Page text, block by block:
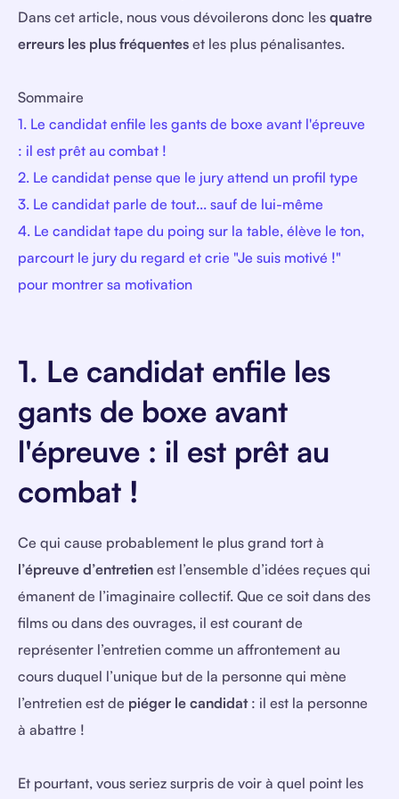
Dans cet article, nous vous dévoilerons donc les quatre
erreurs les plus fréquentes et les plus pénalisantes.
Sommaire
1. Le candidat enfile les gants de boxe avant l'épreuve
: il est prêt au combat !
2. Le candidat pense que le jury attend un profil type
3. Le candidat parle de tout... sauf de lui-même
4. Le candidat tape du poing sur la table, élève le ton,
parcourt le jury du regard et crie "Je suis motivé !"
pour montrer sa motivation
1. Le candidat enfile les
gants de boxe avant
l'épreuve : il est prêt au
combat !
Ce qui cause probablement le plus grand tort à
l’épreuve d’entretien est l’ensemble d’idées reçues qui
émanent de l’imaginaire collectif. Que ce soit dans des
films ou dans des ouvrages, il est courant de
représenter l’entretien comme un affrontement au
cours duquel l’unique but de la personne qui mène
l’entretien est de piéger le candidat: il est la personne
à abattre !
Et pourtant, vous seriez surpris de voir à quel point les